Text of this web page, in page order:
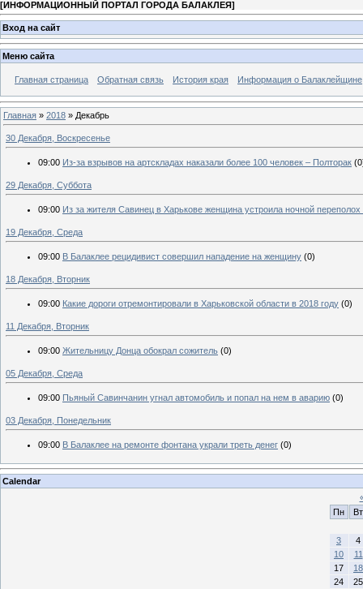
[ИНФОРМАЦИОННЫЙ ПОРТАЛ ГОРОДА БАЛАКЛЕЯ]
Вход на сайт
Меню сайта
Главная страница Обратная связь История края Информация о Балаклейщине
Главная » 2018 » Декабрь
30 Декабря, Воскресенье
09:00 Из-за взрывов на артскладах наказали более 100 человек – Полторак
29 Декабря, Суббота
09:00 Из за жителя Савинец в Харькове женщина устроила ночной переполох
19 Декабря, Среда
09:00 В Балаклее рецидивист совершил нападение на женщину (0)
18 Декабря, Вторник
09:00 Какие дороги отремонтировали в Харьковской области в 2018 году (0)
11 Декабря, Вторник
09:00 Жительницу Донца обокрал сожитель (0)
05 Декабря, Среда
09:00 Пьяный Савинчанин угнал автомобиль и попал на нем в аварию (0)
03 Декабря, Понедельник
09:00 В Балаклее на ремонте фонтана украли треть денег (0)
Calendar
Пн
Вт
3
4
10
11
17
18
24
25